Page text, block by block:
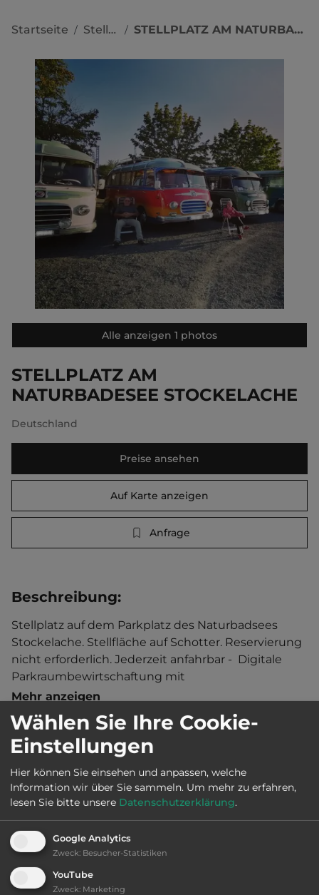
Startseite / Stellplätze / STELLPLATZ AM NATURBADESEE STOCKELACHE
Alle anzeigen 1 photos
STELLPLATZ AM
NATURBADESEE STOCKELACHE
Deutschland
Preise ansehen
Auf Karte anzeigen
Anfrage
Beschreibung:
Stellplatz auf dem Parkplatz des Naturbadsees
Stockelache. Stellfläche auf Schotter. Reservierung
nicht erforderlich. Jederzeit anfahrbar -  Digitale
Parkraumbewirtschaftung mit
Kennzeichenerfassung. Bezahlung am
Parkscheinautomat (Münzgeld oder EC-Karte),
über Zahlungs-App (evologypay) oder Easypark-
App (Automaten wechseln nicht! Bitte nur
passende Beträge einwerfen!)   Ortszentrum 3.5 km
entfernt. Touristen-/Dauerstellplätze 3/0.
Mehr anzeigen
Deutschland
Straße:
Stockelache 1 / Naturbadesee Stockelache
Wählen Sie Ihre Cookie-
Einstellungen
Hier können Sie einsehen und anpassen, welche
Information wir über Sie sammeln. Um mehr zu erfahren,
lesen Sie bitte unsere Datenschutzerklärung.
Google Analytics
Zweck: Besucher-Statistiken
YouTube
Zweck: Marketing